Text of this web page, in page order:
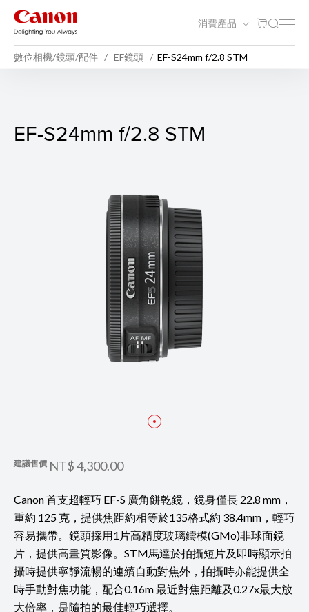
消費產品
數位相機/鏡頭/配件 EF鏡頭 EF-S24mm f/2.8 STM
EF-S24mm f/2.8 STM
EF-S24mm f/2.8 STM
建議售價 NT$ 4,300.00
Canon 首支超輕巧 EF-S 廣角餅乾鏡，鏡身僅長 22.8 mm，
重約 125 克，提供焦距約相等於135格式約 38.4mm，輕巧
容易攜帶。鏡頭採用1片高精度玻璃鑄模(GMo)非球面鏡
片，提供高畫質影像。STM馬達於拍攝短片及即時顯示拍
攝時提供寧靜流暢的連續自動對焦外，拍攝時亦能提供全
時手動對焦功能，配合0.16m 最近對焦距離及0.27x最大放
大倍率，是隨拍的最佳輕巧選擇。